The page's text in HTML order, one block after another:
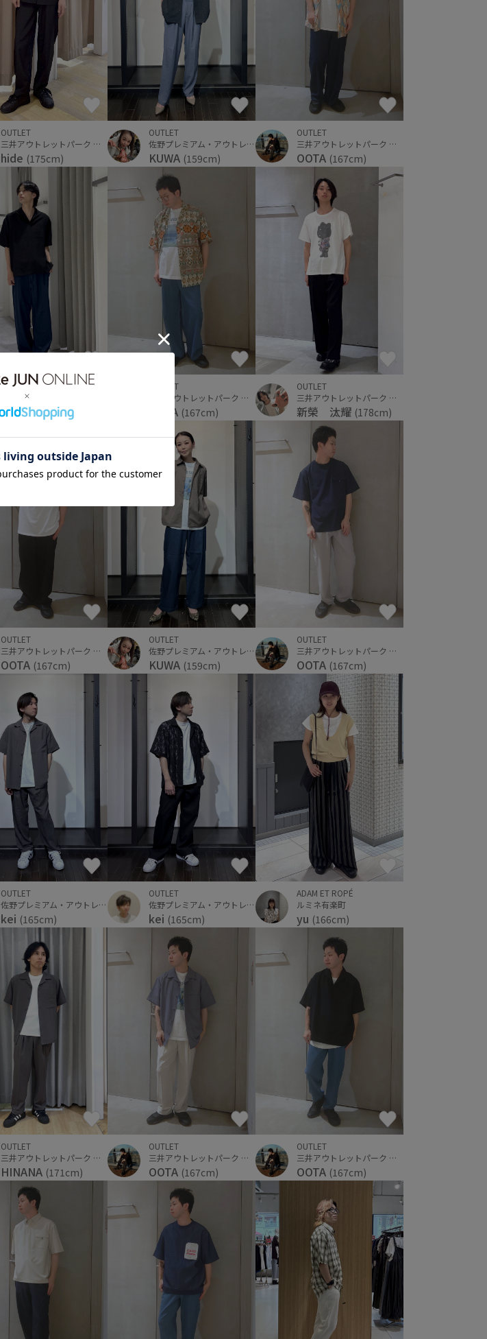
OUTLET
三井アウトレットパーク 仙台港
hide (175cm)
OUTLET
佐野プレミアム・アウトレット
KUWA (159cm)
OUTLET
三井アウトレットパーク 横浜ベイサイド
OOTA (167cm)
ADAM ET ROPÉ
ミント神戸
そら(182cm)
OUTLET
三井アウトレットパーク 横浜ベイサイド
OOTA (167cm)
OUTLET
三井アウトレットパーク 横浜ベイサイド
新榮 汰耀 (178cm)
OUTLET
三井アウトレットパーク 横浜ベイサイド
OOTA (167cm)
OUTLET
佐野プレミアム・アウトレット
KUWA (159cm)
OUTLET
三井アウトレットパーク 横浜ベイサイド
OOTA (167cm)
OUTLET
佐野プレミアム・アウトレット
kei (165cm)
OUTLET
佐野プレミアム・アウトレット
kei (165cm)
ADAM ET ROPÉ
ルミネ有楽町
yu (166cm)
OUTLET
三井アウトレットパーク ジャズドリーム長島
HINANA (171cm)
OUTLET
三井アウトレットパーク 横浜ベイサイド
OOTA (167cm)
OUTLET
三井アウトレットパーク 横浜ベイサイド
OOTA (167cm)